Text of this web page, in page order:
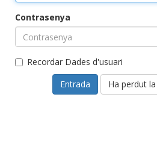
Contrasenya
Recordar Dades d'usuari
Ha perdut